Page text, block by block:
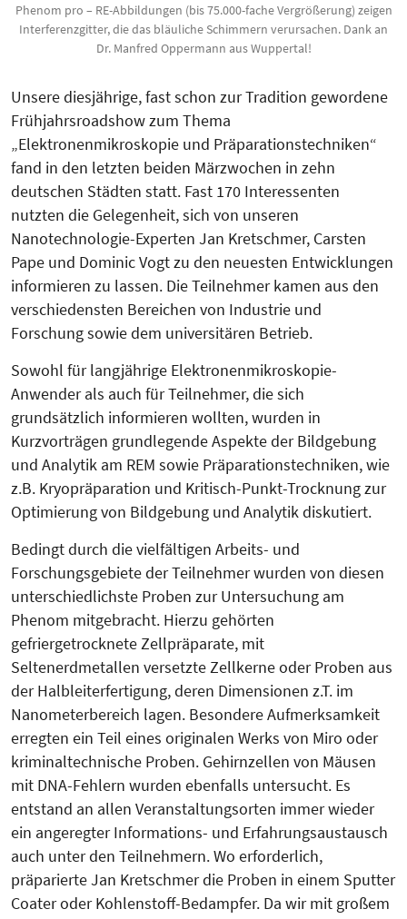
Phenom pro – RE-Abbildungen (bis 75.000-fache Vergrößerung) zeigen
Interferenzgitter, die das bläuliche Schimmern verursachen. Dank an
Dr. Manfred Oppermann aus Wuppertal!
Unsere diesjährige, fast schon zur Tradition gewordene
Frühjahrsroadshow zum Thema
„Elektronenmikroskopie und Präparationstechniken“
fand in den letzten beiden Märzwochen in zehn
deutschen Städten statt. Fast 170 Interessenten
nutzten die Gelegenheit, sich von unseren
Nanotechnologie-Experten Jan Kretschmer, Carsten
Pape und Dominic Vogt zu den neuesten Entwicklungen
informieren zu lassen. Die Teilnehmer kamen aus den
verschiedensten Bereichen von Industrie und
Forschung sowie dem universitären Betrieb.
Sowohl für langjährige Elektronenmikroskopie-
Anwender als auch für Teilnehmer, die sich
grundsätzlich informieren wollten, wurden in
Kurzvorträgen grundlegende Aspekte der Bildgebung
und Analytik am REM sowie Präparationstechniken, wie
z.B. Kryopräparation und Kritisch-Punkt-Trocknung zur
Optimierung von Bildgebung und Analytik diskutiert.
Bedingt durch die vielfältigen Arbeits- und
Forschungsgebiete der Teilnehmer wurden von diesen
unterschiedlichste Proben zur Untersuchung am
Phenom mitgebracht. Hierzu gehörten
gefriergetrocknete Zellpräparate, mit
Seltenerdmetallen versetzte Zellkerne oder Proben aus
der Halbleiterfertigung, deren Dimensionen z.T. im
Nanometerbereich lagen. Besondere Aufmerksamkeit
erregten ein Teil eines originalen Werks von Miro oder
kriminaltechnische Proben. Gehirnzellen von Mäusen
mit DNA-Fehlern wurden ebenfalls untersucht. Es
entstand an allen Veranstaltungsorten immer wieder
ein angeregter Informations- und Erfahrungsaustausch
auch unter den Teilnehmern. Wo erforderlich,
präparierte Jan Kretschmer die Proben in einem Sputter
Coater oder Kohlenstoff-Bedampfer. Da wir mit großem